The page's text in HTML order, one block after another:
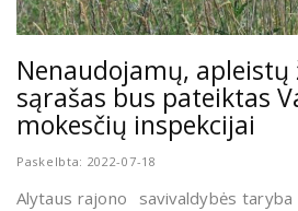
Nenaudojamų, apleistų
sąrašas bus pateiktas
mokesčių inspekcijai
Paskelbta: 2022-07-18
Alytaus rajono savivaldybės taryba